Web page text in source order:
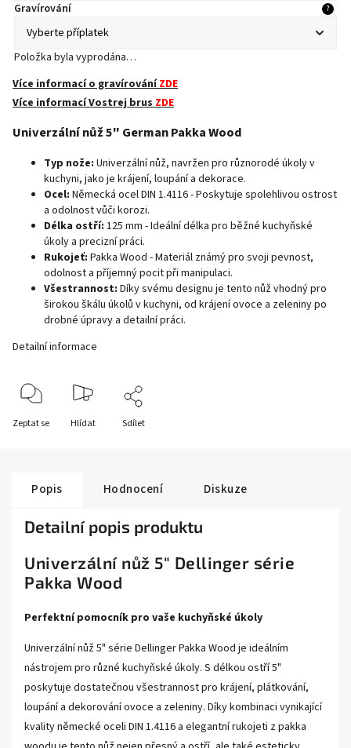
Gravírování ?
Položka byla vyprodána…
Více informací o gravírováníZDE
Více informací Vostrej brusZDE
Univerzální nůž 5" German Pakka Wood
Typ nože: Univerzální nůž, navržen pro různorodé úkoly v
kuchyni, jako je krájení, loupání a dekorace.
Ocel: Německá ocel DIN 1.4116 - Poskytuje spolehlivou ostrost
a odolnost vůči korozi.
Délka ostří: 125 mm - Ideální délka pro běžné kuchyňské
úkoly a precizní práci.
Rukojeť: Pakka Wood - Materiál známý pro svoji pevnost,
odolnost a příjemný pocit při manipulaci.
Všestrannost: Díky svému designu je tento nůž vhodný pro
širokou škálu úkolů v kuchyni, od krájení ovoce a zeleniny po
drobné úpravy a detailní práci.
Detailní informace
Zeptat se Hlídat Sdílet
Popis Hodnocení Diskuze
Detailní popis produktu
Univerzální nůž 5" Dellinger série
Pakka Wood
Perfektní pomocník pro vaše kuchyňské úkoly
Univerzální nůž 5" série Dellinger Pakka Wood je ideálním
nástrojem pro různé kuchyňské úkoly. S délkou ostří 5"
poskytuje dostatečnou všestrannost pro krájení, plátkování,
loupání a dekorování ovoce a zeleniny. Díky kombinaci vynikající
kvality německé oceli DIN 1.4116 a elegantní rukojeti z pakka